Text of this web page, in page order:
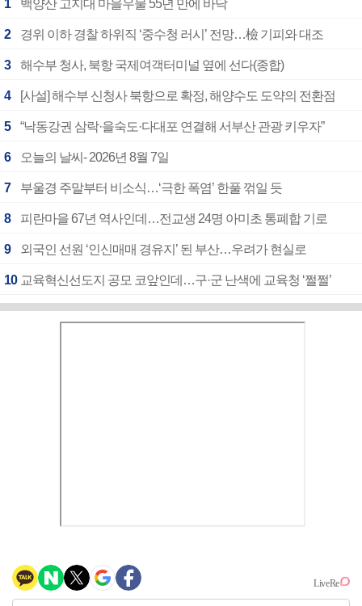
1 백양산 고지대 마을우물 55년 만에 바닥
2 경위 이하 경찰 하위직 ‘중수청 러시’ 전망…檢 기피와 대조
3 해수부 청사, 북항 국제여객터미널 옆에 선다(종합)
4 [사설] 해수부 신청사 북항으로 확정, 해양수도 도약의 전환점
5 “낙동강권 삼락·을숙도·다대포 연결해 서부산 관광 키우자”
6 오늘의 날씨- 2026년 8월 7일
7 부울경 주말부터 비소식…‘극한 폭염’ 한풀 꺾일 듯
8 피란마을 67년 역사인데…전교생 24명 아미초 통폐합 기로
9 외국인 선원 ‘인신매매 경유지’ 된 부산…우려가 현실로
10 교육혁신선도지 공모 코앞인데…구·군 난색에 교육청 ‘쩔쩔’